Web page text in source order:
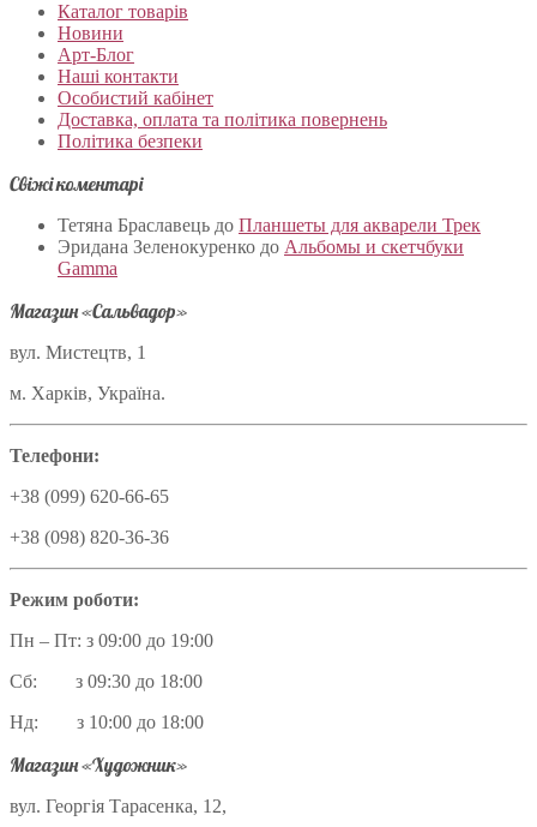
Каталог товарів
Новини
Арт-Блог
Наші контакти
Особистий кабінет
Доставка, оплата та політика повернень
Політика безпеки
Свіжі коментарі
Тетяна Браславець до Планшеты для акварели Трек
Эридана Зеленокуренко до Альбомы и скетчбуки
Gamma
Магазин «Сальвадор»
вул. Мистецтв, 1
м. Харків, Україна.
Телефони:
+38 (099) 620-66-65
+38 (098) 820-36-36
Режим роботи:
Пн – Пт: з 09:00 до 19:00
Сб: з 09:30 до 18:00
Нд: з 10:00 до 18:00
Магазин «Художник»
вул. Георгія Тарасенка, 12,